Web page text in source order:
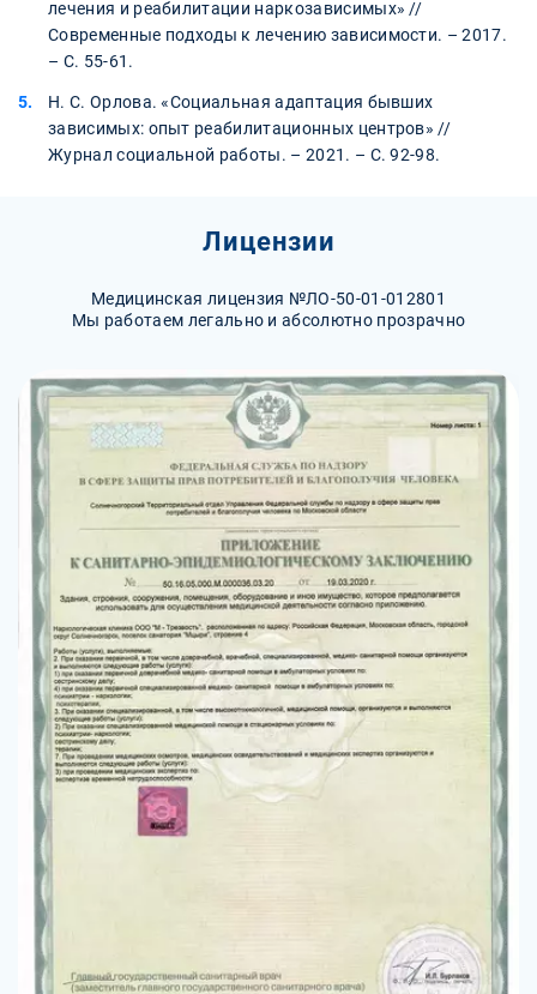
лечения и реабилитации наркозависимых» //
Современные подходы к лечению зависимости. – 2017.
– С. 55-61.
Н. С. Орлова. «Социальная адаптация бывших
зависимых: опыт реабилитационных центров» //
Журнал социальной работы. – 2021. – С. 92-98.
Лицензии
Медицинская лицензия №ЛО-50-01-012801
Мы работаем легально и абсолютно прозрачно